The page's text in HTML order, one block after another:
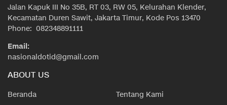
Jalan Kapuk III No 35B, RT 03, RW 05, Kelurahan Klender,
Kecamatan Duren Sawit, Jakarta Timur, Kode Pos 13470
Phone: 082348891111
Email:
nasionaldotid@gmail.com
ABOUT US
Beranda
Tentang Kami